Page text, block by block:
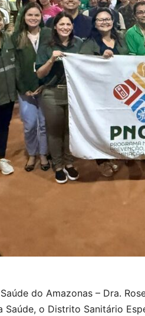
do Amazonas – Dra.
o Distrito Sanitário